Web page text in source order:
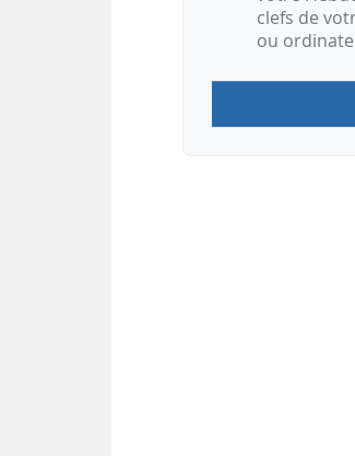
clefs de
ou